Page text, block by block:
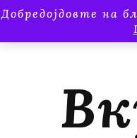
Добредојдовте на